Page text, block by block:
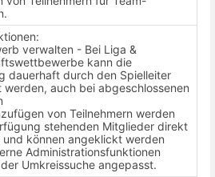
verwalten - Bei Liga &
kann die
dauerhaft durch den Spielleiter
werden, auch bei abgeschlossenen
von Teilnehmern werden
stehenden Mitglieder direkt
können angeklickt werden
Administrationsfunktionen
Umkreissuche angepasst.